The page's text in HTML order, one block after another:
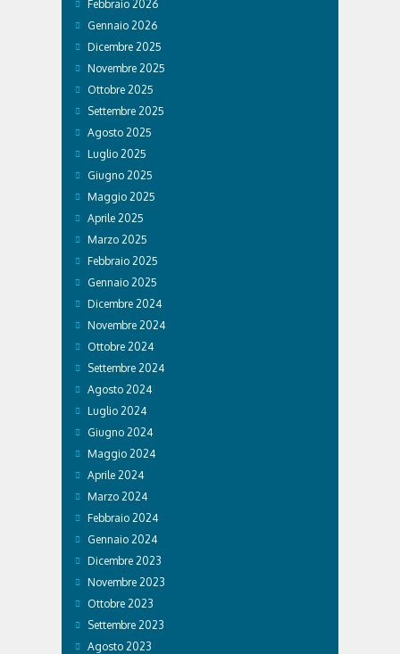
Febbraio 2026
Gennaio 2026
Dicembre 2025
Novembre 2025
Ottobre 2025
Settembre 2025
Agosto 2025
Luglio 2025
Giugno 2025
Maggio 2025
Aprile 2025
Marzo 2025
Febbraio 2025
Gennaio 2025
Dicembre 2024
Novembre 2024
Ottobre 2024
Settembre 2024
Agosto 2024
Luglio 2024
Giugno 2024
Maggio 2024
Aprile 2024
Marzo 2024
Febbraio 2024
Gennaio 2024
Dicembre 2023
Novembre 2023
Ottobre 2023
Settembre 2023
Agosto 2023